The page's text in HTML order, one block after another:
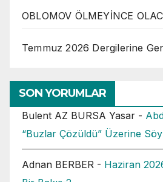
OBLOMOV ÖLMEYİNCE
Temmuz 2026 Dergilerine
SON YORUMLAR
Bulent AZ BURSA Yasar -
“Buzlar Çözüldü” Üzerine
Adnan BERBER - Haziran